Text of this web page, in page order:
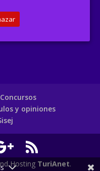
sisej
Concursos
y opiniones
Hosting TuriAnet.